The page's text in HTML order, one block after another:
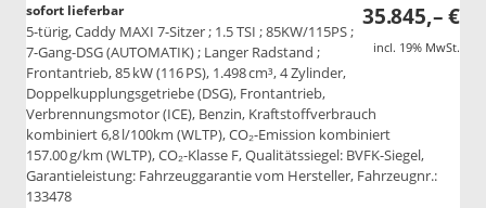
35.845,– €
incl. 19% MwSt.
sofort lieferbar
5-türig, Caddy MAXI 7-Sitzer ; 1.5 TSI ; 85KW/115PS ;
7-Gang-DSG (AUTOMATIK) ; Langer Radstand ;
Frontantrieb, 85 kW (116 PS), 1.498 cm³, 4 Zylinder,
Doppelkupplungsgetriebe (DSG), Frontantrieb,
Verbrennungsmotor (ICE), Benzin, Kraftstoffverbrauch
kombiniert 6,8 l/100km (WLTP), CO₂-Emission kombiniert
157.00 g/km (WLTP), CO₂-Klasse F, Qualitätssiegel: BVFK-Siegel,
Garantieleistung: Fahrzeuggarantie vom Hersteller, Fahrzeugnr.:
133478